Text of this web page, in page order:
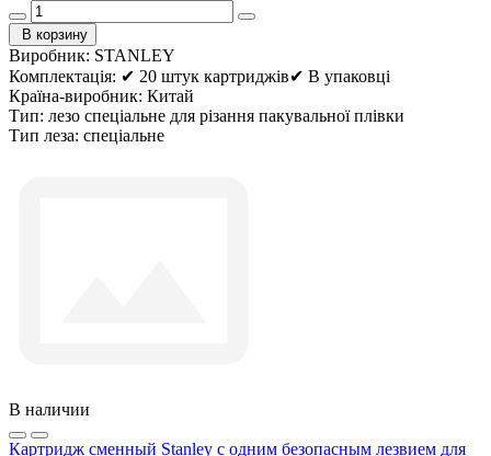
В корзину
Виробник: STANLEY
Комплектація: ✔ 20 штук картриджів✔ В упаковці
Країна-виробник: Китай
Тип: лезо спеціальне для різання пакувальної плівки
Тип леза: спеціальне
В наличии
Картридж сменный Stanley с одним безопасным лезвием для